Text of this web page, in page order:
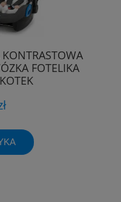
FOTELIKA